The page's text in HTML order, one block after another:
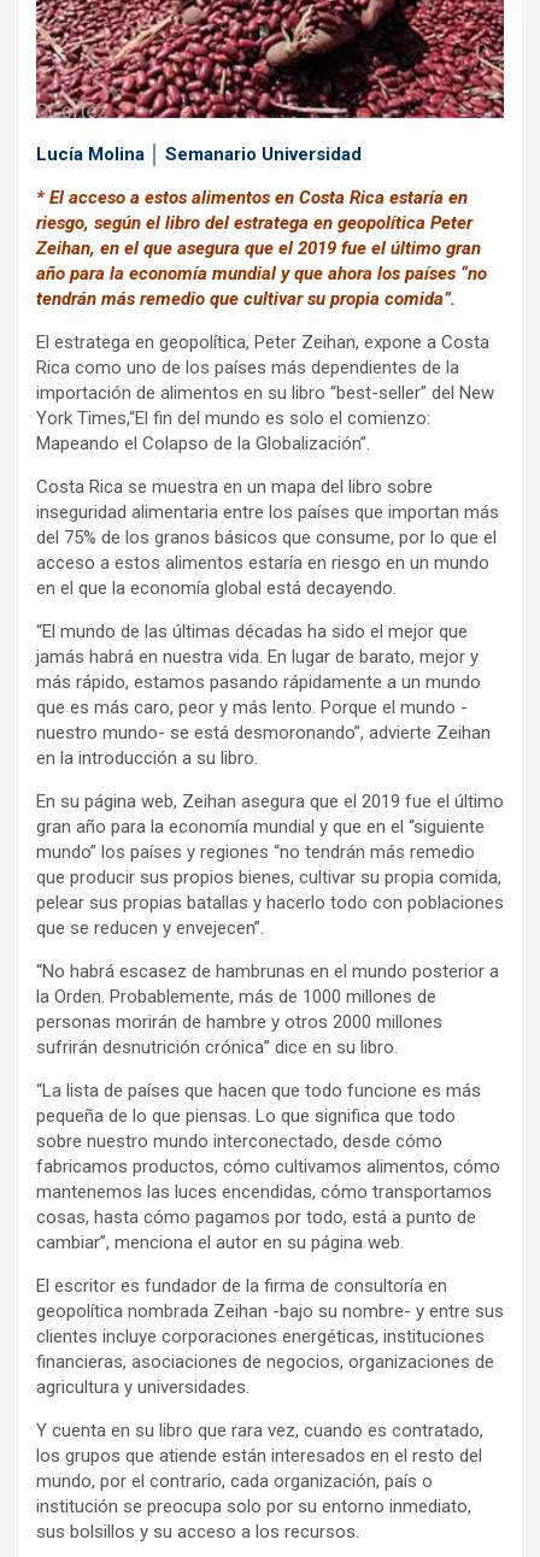
k
p
Lucía Molina │ Semanario Universidad
* El acceso a estos alimentos en Costa Rica estaría en
riesgo, según el libro del estratega en geopolítica Peter
Zeihan, en el que asegura que el 2019 fue el último gran
año para la economía mundial y que ahora los países “no
tendrán más remedio que cultivar su propia comida”.
El estratega en geopolítica, Peter Zeihan, expone a Costa
Rica como uno de los países más dependientes de la
importación de alimentos en su libro “best-seller” del New
York Times,“El fin del mundo es solo el comienzo:
Mapeando el Colapso de la Globalización”.
Costa Rica se muestra en un mapa del libro sobre
inseguridad alimentaria entre los países que importan más
del 75% de los granos básicos que consume, por lo que el
acceso a estos alimentos estaría en riesgo en un mundo
en el que la economía global está decayendo.
“El mundo de las últimas décadas ha sido el mejor que
jamás habrá en nuestra vida. En lugar de barato, mejor y
más rápido, estamos pasando rápidamente a un mundo
que es más caro, peor y más lento. Porque el mundo -
nuestro mundo- se está desmoronando”, advierte Zeihan
en la introducción a su libro.
En su página web, Zeihan asegura que el 2019 fue el último
gran año para la economía mundial y que en el “siguiente
mundo” los países y regiones “no tendrán más remedio
que producir sus propios bienes, cultivar su propia comida,
pelear sus propias batallas y hacerlo todo con poblaciones
que se reducen y envejecen”.
“No habrá escasez de hambrunas en el mundo posterior a
la Orden. Probablemente, más de 1000 millones de
personas morirán de hambre y otros 2000 millones
sufrirán desnutrición crónica” dice en su libro.
“La lista de países que hacen que todo funcione es más
pequeña de lo que piensas. Lo que significa que todo
sobre nuestro mundo interconectado, desde cómo
fabricamos productos, cómo cultivamos alimentos, cómo
mantenemos las luces encendidas, cómo transportamos
cosas, hasta cómo pagamos por todo, está a punto de
cambiar”, menciona el autor en su página web.
El escritor es fundador de la firma de consultoría en
geopolítica nombrada Zeihan -bajo su nombre- y entre sus
clientes incluye corporaciones energéticas, instituciones
financieras, asociaciones de negocios, organizaciones de
agricultura y universidades.
Y cuenta en su libro que rara vez, cuando es contratado,
los grupos que atiende están interesados en el resto del
mundo, por el contrario, cada organización, país o
institución se preocupa solo por su entorno inmediato,
sus bolsillos y su acceso a los recursos.